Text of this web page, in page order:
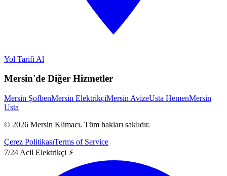
Yol Tarifi Al
Mersin'de Diğer Hizmetler
Mersin ŞofbenMersin ElektrikçiMersin AvizeUsta HemenMersin
Usta
© 2026 Mersin Klimacı. Tüm hakları saklıdır.
Çerez PolitikasıTerms of Service
7/24 Acil Elektrikçi ⚡